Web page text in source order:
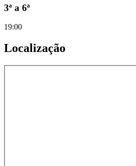
3ª a 6ª
19:00
Localização